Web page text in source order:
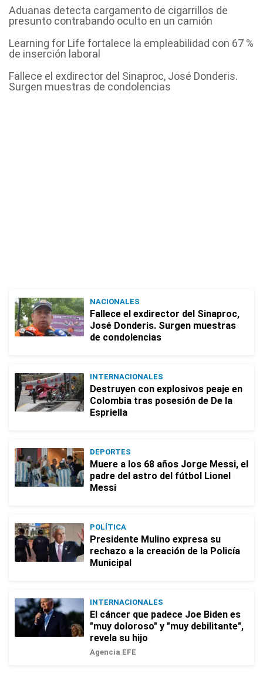
Aduanas detecta cargamento de cigarrillos de
presunto contrabando oculto en un camión
Learning for Life fortalece la empleabilidad con 67 %
de inserción laboral
Fallece el exdirector del Sinaproc, José Donderis.
Surgen muestras de condolencias
NACIONALES
Fallece el exdirector del Sinaproc,
José Donderis. Surgen muestras
de condolencias
INTERNACIONALES
Destruyen con explosivos peaje en
Colombia tras posesión de De la
Espriella
DEPORTES
Muere a los 68 años Jorge Messi, el
padre del astro del fútbol Lionel
Messi
POLÍTICA
Presidente Mulino expresa su
rechazo a la creación de la Policía
Municipal
INTERNACIONALES
El cáncer que padece Joe Biden es
"muy doloroso" y "muy debilitante",
revela su hijo
Agencia EFE